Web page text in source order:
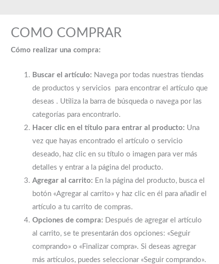
contenido
COMO COMPRAR
Cómo realizar una compra:
Buscar el artículo: Navega por todas nuestras tiendas
de productos y servicios para encontrar el artículo que
deseas . Utiliza la barra de búsqueda o navega por las
categorías para encontrarlo.
Hacer clic en el título para entrar al producto: Una
vez que hayas encontrado el artículo o servicio
deseado, haz clic en su título o imagen para ver más
detalles y entrar a la página del producto.
Agregar al carrito: En la página del producto, busca el
botón «Agregar al carrito» y haz clic en él para añadir el
artículo a tu carrito de compras.
Opciones de compra: Después de agregar el artículo
al carrito, se te presentarán dos opciones: «Seguir
comprando» o «Finalizar compra». Si deseas agregar
más artículos, puedes seleccionar «Seguir comprando».